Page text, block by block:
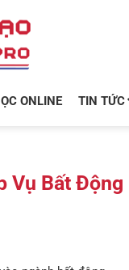
ONLINE TIN TỨC
Vụ Bất Động